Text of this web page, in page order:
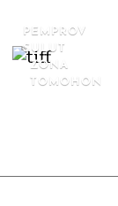
PEMPROV
SULUT
ZONA
TOMOHON